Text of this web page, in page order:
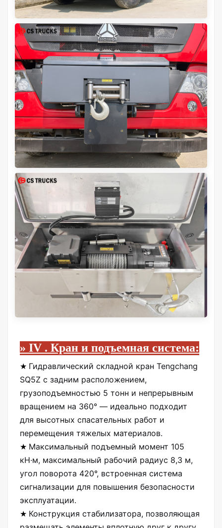
» IV . Кран и подъемная система:
★ Гидравлический складной кран Tengchang
SQ5Z с задним расположением,
грузоподъемностью 5 тонн и непрерывным
вращением на 360° — идеально подходит
для высотных спасательных работ и
перемещения тяжелых материалов.
★ Максимальный подъемный момент 105
кН·м, максимальный рабочий радиус 8,3 м,
угол поворота 420°, встроенная система
сигнализации для повышения безопасности
эксплуатации.
★ Конструкция стабилизатора, позволяющая